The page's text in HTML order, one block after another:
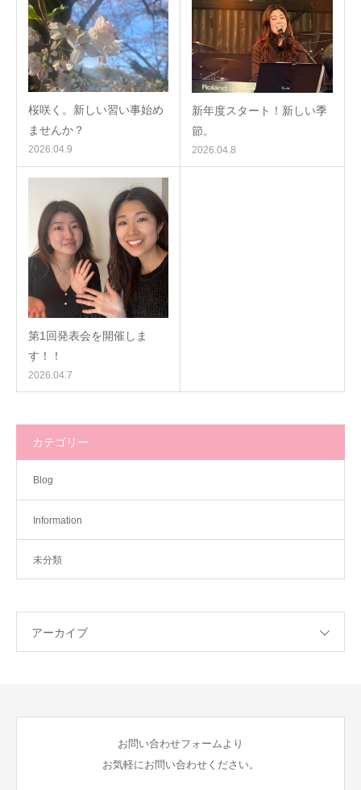
桜咲く。新しい習い事始め
ませんか？
2026.04.9
新年度スタート！新しい季
節。
2026.04.8
第1回発表会を開催しま
す！！
2026.04.7
カテゴリー
Blog
Information
未分類
アーカイブ
お問い合わせフォームより
お気軽にお問い合わせください。